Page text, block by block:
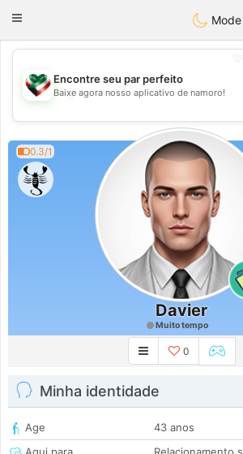
KuwaitChat
Toggle
Mode
💖
💕
Encontre seu par perfeito
Baixe agora nosso aplicativo de namoro!
0.3/1
Davier
Muito tempo
0
Minha identidade
Age
43 anos